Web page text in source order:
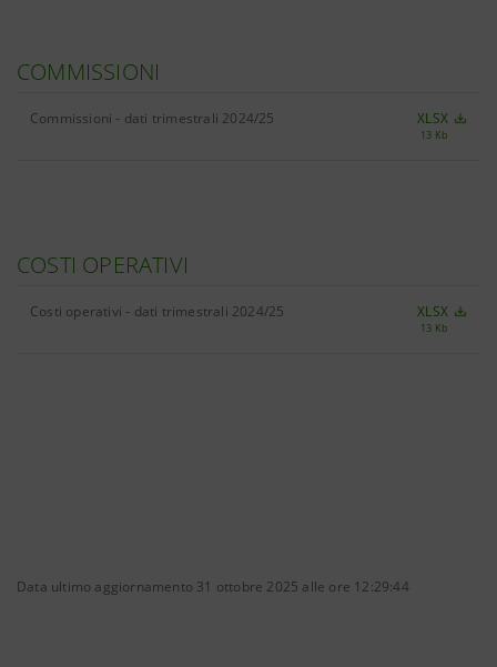
COMMISSIONI
Commissioni - dati trimestrali 2024/25 XLSX
13 Kb
COSTI OPERATIVI
Costi operativi - dati trimestrali 2024/25 XLSX
13 Kb
Data ultimo aggiornamento 31 ottobre 2025 alle ore 12:29:44